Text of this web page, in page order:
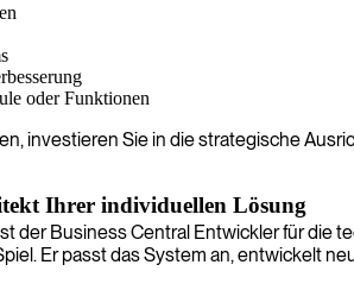
oder Funktionen
investieren Sie in die strategische
Ihrer individuellen Lösung
der Business Central Entwickler für
Er passt das System an, entwickelt